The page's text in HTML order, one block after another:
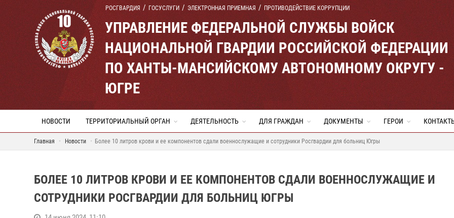
РОСГВАРДИЯ ГОСУСЛУГИ ЭЛЕКТРОННАЯ ПРИЕМНАЯ ПРОТИВОДЕЙСТВИЕ КОРРУПЦИИ
УПРАВЛЕНИЕ ФЕДЕРАЛЬНОЙ СЛУЖБЫ ВОЙСК
НАЦИОНАЛЬНОЙ ГВАРДИИ РОССИЙСКОЙ ФЕДЕРАЦИИ
ПО ХАНТЫ-МАНСИЙСКОМУ АВТОНОМНОМУ ОКРУГУ -
ЮГРЕ
НОВОСТИ ТЕРРИТОРИАЛЬНЫЙ ОРГАН ДЕЯТЕЛЬНОСТЬ ДЛЯ ГРАЖДАН ДОКУМЕНТЫ ГЕРОИ
Главная Новости Более 10 литров крови и ее компонентов сдали военнослужащие и сотрудники Росгвардии для больниц Югры
БОЛЕЕ 10 ЛИТРОВ КРОВИ И ЕЕ КОМПОНЕНТОВ СДАЛИ ВОЕННОСЛУЖАЩИЕ И
СОТРУДНИКИ РОСГВАРДИИ ДЛЯ БОЛЬНИЦ ЮГРЫ